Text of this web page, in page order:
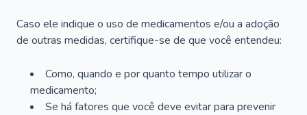
Caso ele indique o uso de medicamentos e/ou a adoção
de outras medidas, certifique-se de que você entendeu:
Como, quando e por quanto tempo utilizar o
medicamento;
Se há fatores que você deve evitar para prevenir